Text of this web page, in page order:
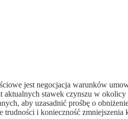
jest negocjacja warunków
stawek czynszu w
aby uzasadnić prośbę o
i konieczność